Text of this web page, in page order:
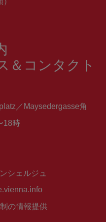
＆コンタクト
／Maysedergasse角
18時
シェルジュ
の情報提供